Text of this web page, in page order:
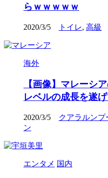
らｗｗｗｗｗ
2020/3/5 トイレ, 高級
海外
【画像】マレーシ
レベルの成長を遂
2020/3/5 クアラルンプ
ン
エンタメ 国内